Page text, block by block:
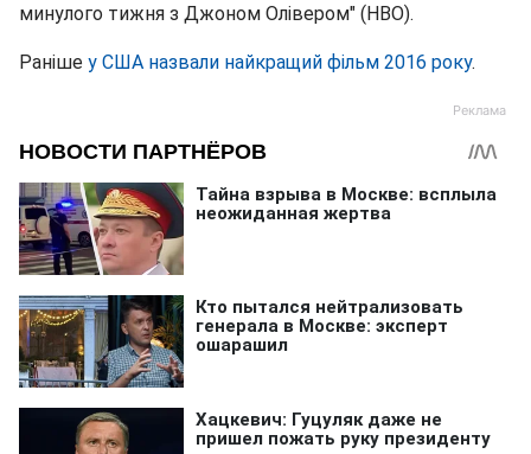
минулого тижня з Джоном Олівером" (HBO).
Раніше у США назвали найкращий фільм 2016 року.